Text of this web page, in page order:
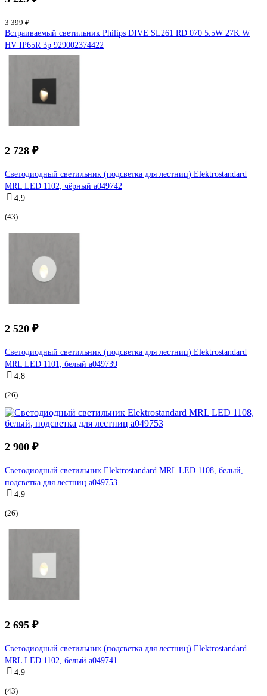
3 399 ₽
Встраиваемый светильник Philips DIVE SL261 RD 070 5.5W 27K W
HV IP65R 3p 929002374422
2 728 ₽
Светодиодный светильник (подсветка для лестниц) Elektrostandard
MRL LED 1102, чёрный a049742
4.9
(43)
2 520 ₽
Светодиодный светильник (подсветка для лестниц) Elektrostandard
MRL LED 1101, белый a049739
4.8
(26)
2 900 ₽
Светодиодный светильник Elektrostandard MRL LED 1108, белый,
подсветка для лестниц a049753
4.9
(26)
2 695 ₽
Светодиодный светильник (подсветка для лестниц) Elektrostandard
MRL LED 1102, белый a049741
4.9
(43)